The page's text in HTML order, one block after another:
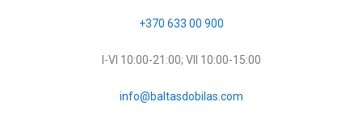
+370 633 00 900
I-VI 10:00-21:00; VII 10:00-15:00
info@baltasdobilas.com